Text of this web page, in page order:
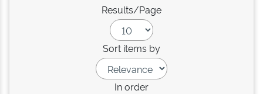
Results/Page
Sort items by
In order